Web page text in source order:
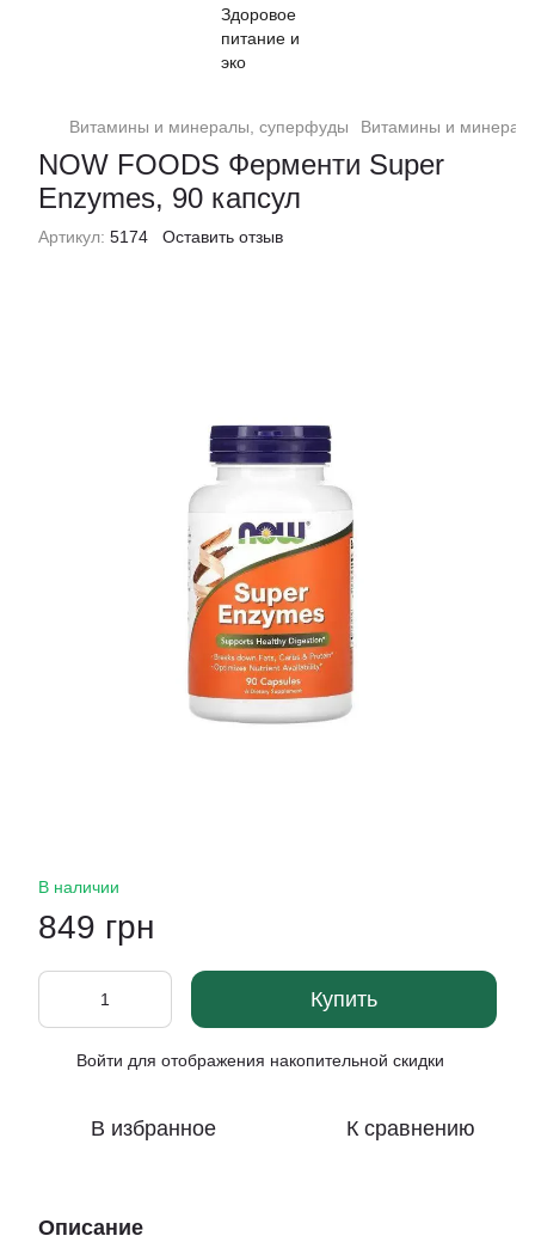
Витамины и минералы, суперфуды Витамины и
NOW FOODS Ферменти Super
Enzymes, 90 капсул
Артикул: 5174 Оставить отзыв
В наличии
849 грн
Купить
Войти для отображения накопительной скидки
В избранное К сравнению
Описание